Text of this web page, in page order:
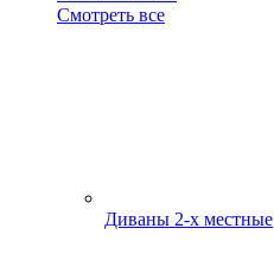
Смотреть все
Диваны 2-х местные